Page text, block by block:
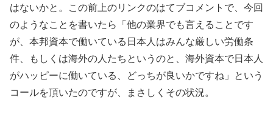
はないかと。この前上のリンクのはてブコメントで、今回
のようなことを書いたら「他の業界でも言えることです
が、本邦資本で働いている日本人はみんな厳しい労働条
件、もしくは海外の人たちというのと、海外資本で日本人
がハッピーに働いている、どっちが良いかですね」という
コールを頂いたのですが、まさしくその状況。